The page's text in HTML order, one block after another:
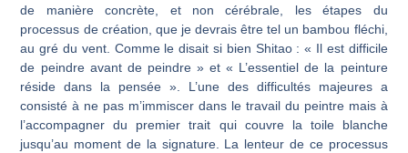
de manière concrète, et non cérébrale, les étapes du
processus de création, que je devrais être tel un bambou fléchi,
au gré du vent. Comme le disait si bien Shitao : « Il est difficile
de peindre avant de peindre » et « L’essentiel de la peinture
réside dans la pensée ». L’une des difficultés majeures a
consisté à ne pas m’immiscer dans le travail du peintre mais à
l’accompagner du premier trait qui couvre la toile blanche
jusqu’au moment de la signature. La lenteur de ce processus